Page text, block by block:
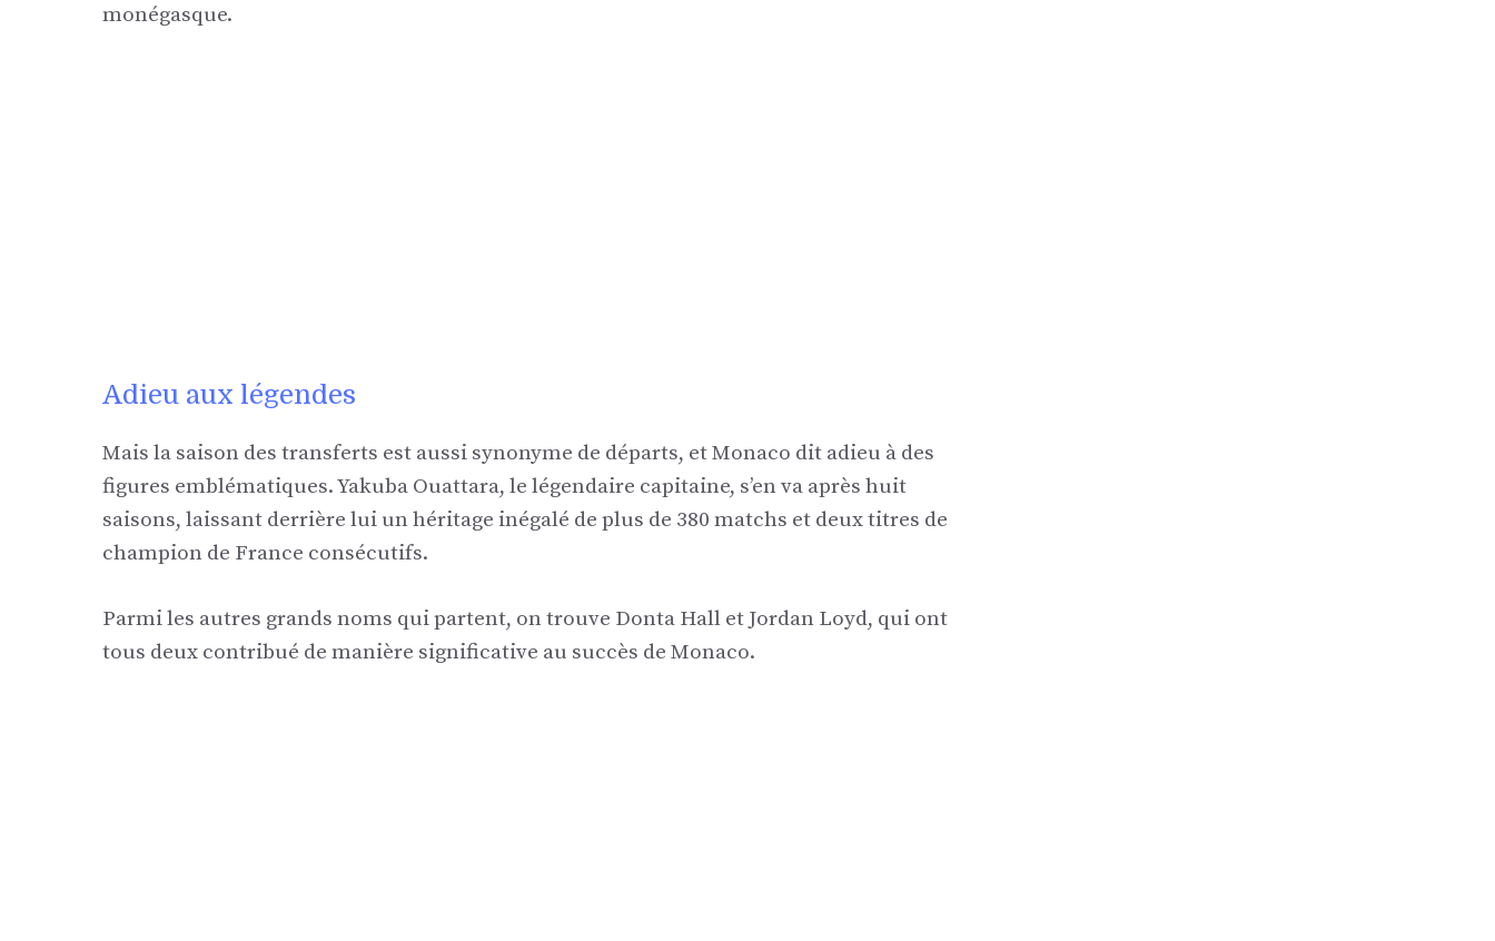
monégasque.
Adieu aux légendes
Mais la saison des transferts est aussi synonyme de départs, et Monaco dit adieu à des
figures emblématiques. Yakuba Ouattara, le légendaire capitaine, s’en va après huit
saisons, laissant derrière lui un héritage inégalé de plus de 380 matchs et deux titres de
champion de France consécutifs.
Parmi les autres grands noms qui partent, on trouve Donta Hall et Jordan Loyd, qui ont
tous deux contribué de manière significative au succès de Monaco.